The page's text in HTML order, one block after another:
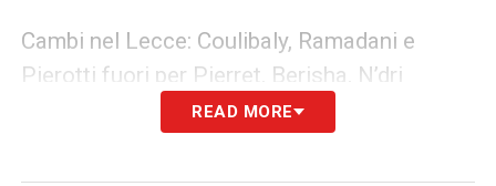
Cambi nel Lecce: Coulibaly, Ramadani e
Pierotti fuori per Pierret, Berisha, N’dri
50′ GOL DEL VENEZIA! Nicolussi da Gytkjaer
READ MORE